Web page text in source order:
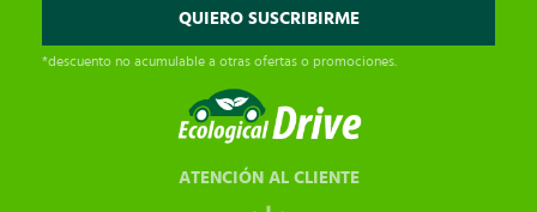
*descuento no acumulable a otras ofertas o promociones.
ATENCIÓN AL CLIENTE